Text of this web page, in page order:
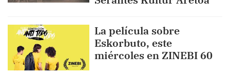
La película sobre
Eskorbuto, este
miércoles en ZINEBI 60